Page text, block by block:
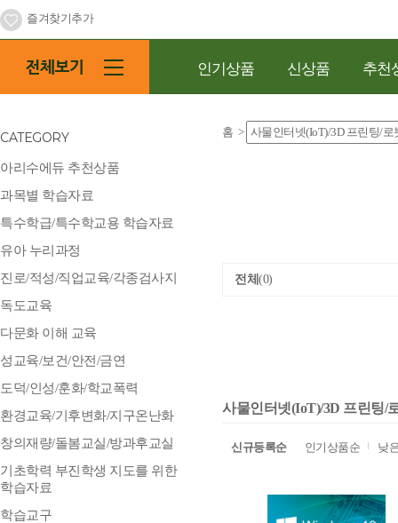
즐겨찾기추가
인기상품 신상품 추천
CATEGORY
아리수에듀 추천상품
과목별 학습자료
특수학급/특수학교용 학습자료
유아 누리과정
진로/적성/직업교육/각종검사지
독도교육
다문화 이해 교육
성교육/보건/안전/금연
도덕/인성/훈화/학교폭력
환경교육/기후변화/지구온난화
창의재량/돌봄교실/방과후교실
기초학력 부진학생 지도를 위한
학습자료
학습교구
홈 >
전체 (0)
사물인터넷(IoT)/3D 프린팅/
신규등록순 인기상품순 낮